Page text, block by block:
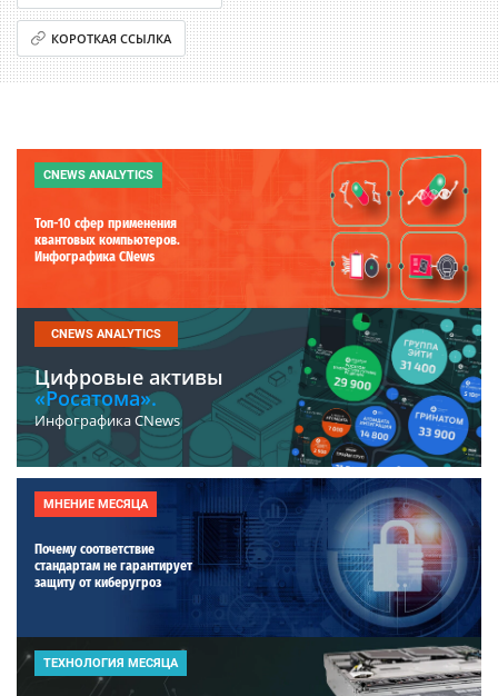
КОРОТКАЯ ССЫЛКА
CNEWS ANALYTICS
Топ-10 сфер применения
квантовых компьютеров.
Инфографика CNews
CNEWS ANALYTICS
Цифровые активы
«Росатома».
Инфографика CNews
МНЕНИЕ МЕСЯЦА
Почему соответствие
стандартам не гарантирует
защиту от киберугроз
ТЕХНОЛОГИЯ МЕСЯЦА